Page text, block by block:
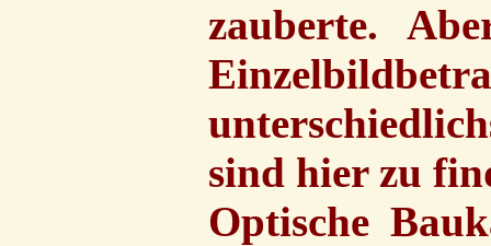
zauberte.
sind hier zu
Optische